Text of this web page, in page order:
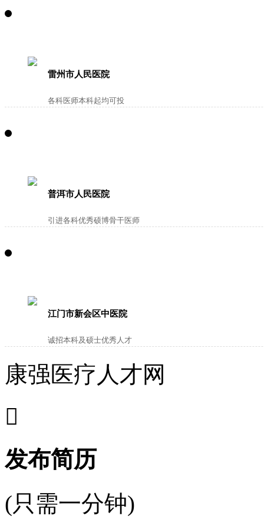
雷州市人民医院
各科医师本科起均可投
普洱市人民医院
引进各科优秀硕博骨干医师
江门市新会区中医院
诚招本科及硕士优秀人才
康强医疗人才网

发布简历
(只需一分钟)